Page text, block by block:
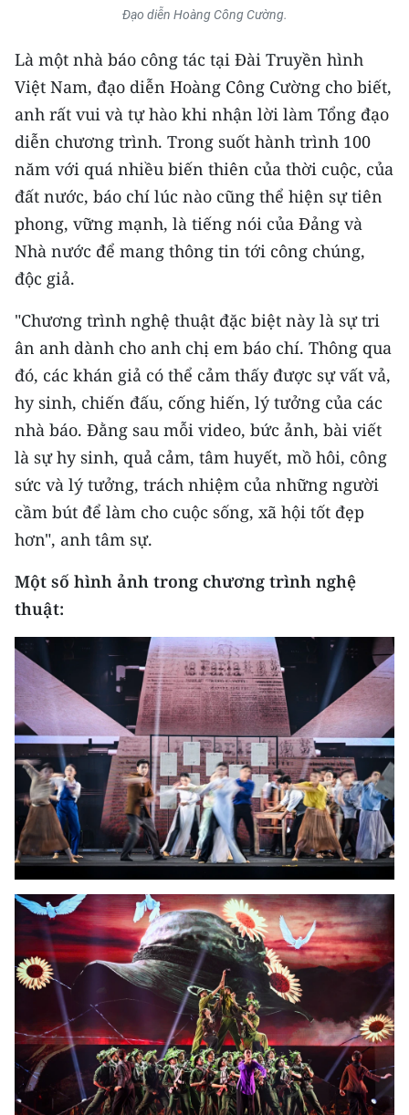
Đạo diễn Hoàng Công Cường.
Là một nhà báo công tác tại Đài Truyền hình
Việt Nam, đạo diễn Hoàng Công Cường cho biết,
anh rất vui và tự hào khi nhận lời làm Tổng đạo
diễn chương trình. Trong suốt hành trình 100
năm với quá nhiều biến thiên của thời cuộc, của
đất nước, báo chí lúc nào cũng thể hiện sự tiên
phong, vững mạnh, là tiếng nói của Đảng và
Nhà nước để mang thông tin tới công chúng,
độc giả.
"Chương trình nghệ thuật đặc biệt này là sự tri
ân anh dành cho anh chị em báo chí. Thông qua
đó, các khán giả có thể cảm thấy được sự vất vả,
hy sinh, chiến đấu, cống hiến, lý tưởng của các
nhà báo. Đằng sau mỗi video, bức ảnh, bài viết
là sự hy sinh, quả cảm, tâm huyết, mồ hôi, công
sức và lý tưởng, trách nhiệm của những người
cầm bút để làm cho cuộc sống, xã hội tốt đẹp
hơn", anh tâm sự.
Một số hình ảnh trong chương trình nghệ
thuật: